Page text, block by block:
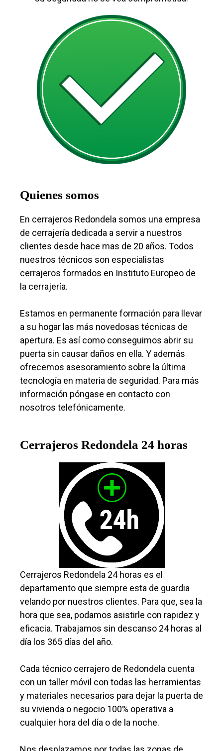
Quienes somos
En cerrajeros Redondela somos una empresa
de cerrajería dedicada a servir a nuestros
clientes desde hace mas de 20 años. Todos
nuestros técnicos son especialistas
cerrajeros formados en Instituto Europeo de
la cerrajería.
Estamos en permanente formación para llevar
a su hogar las más novedosas técnicas de
apertura. Es así como conseguimos abrir su
puerta sin causar daños en ella. Y además
ofrecemos asesoramiento sobre la última
tecnología en materia de seguridad. Para más
información póngase en contacto con
nosotros telefónicamente.
Cerrajeros Redondela 24 horas
Cerrajeros Redondela 24 horas es el
departamento que siempre esta de guardia
velando por nuestros clientes. Para que, sea la
hora que sea, podamos asistirle con rapidez y
eficacia. Trabajamos sin descanso 24 horas al
día los 365 días del año.
Cada técnico cerrajero de Redondela cuenta
con un taller móvil con todas las herramientas
y materiales necesarios para dejar la puerta de
su vivienda o negocio 100% operativa a
cualquier hora del día o de la noche.